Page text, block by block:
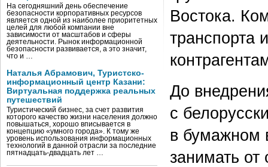
На сегодняшний день обеспечение
безопасности корпоративных ресурсов
является одной из наиболее приоритетных
целей для любой компании вне
зависимости от масштабов и сферы
деятельности. Рынок информационной
безопасности развивается, а это значит,
что и …
Наталья Абрамович, Туристско-
информационный центр Казани:
Виртуальная поддержка реальных
путешествий
Туристический бизнес, за счет развития
которого качество жизни населения должно
повышаться, хорошо вписывается в
концепцию «умного города». К тому же
уровень использования информационных
технологий в данной отрасли за последние
пятнадцать-двадцать лет …
Востока.
транспорта
До
с
в бумажном
занимать от